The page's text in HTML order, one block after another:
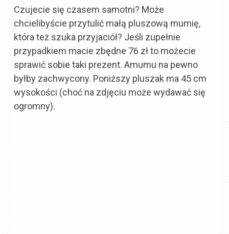
Czujecie się czasem samotni? Może
chcielibyście przytulić małą pluszową mumię,
która też szuka przyjaciół? Jeśli zupełnie
przypadkiem macie zbędne 76 zł to możecie
sprawić sobie taki prezent. Amumu na pewno
byłby zachwycony. Poniższy pluszak ma 45 cm
wysokości (choć na zdjęciu może wydawać się
ogromny).